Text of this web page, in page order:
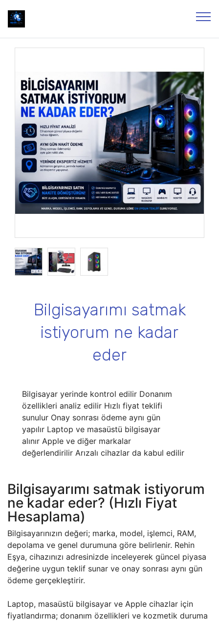
Bilgisayarımı satmak
istiyorum ne kadar
eder
Bilgisayar yerinde kontrol edilir Donanım
özellikleri analiz edilir Hızlı fiyat teklifi
sunulur Onay sonrası ödeme aynı gün
yapılır Laptop ve masaüstü bilgisayar
alınır Apple ve diğer markalar
değerlendirilir Arızalı cihazlar da kabul edilir
Bilgisayarımı satmak istiyorum
ne kadar eder? (Hızlı Fiyat
Hesaplama)
Bilgisayarınızın değeri; marka, model, işlemci, RAM,
depolama ve genel durumuna göre belirlenir. Rehin
Eşya, cihazınızı adresinizde inceleyerek güncel piyasa
değerine uygun teklif sunar ve onay sonrası aynı gün
ödeme gerçekleştirir.
Laptop, masaüstü bilgisayar ve Apple cihazlar için
fiyatlandırma; donanım özellikleri ve kozmetik duruma